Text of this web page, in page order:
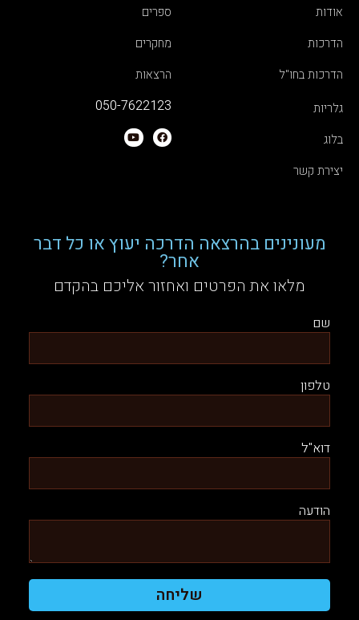
אודות
הדרכות
הדרכות בחו"ל
ספרים
מחקרים
הרצאות
גלריות
בלוג
יצירת קשר
050-7622123
מעונינים בהרצאה הדרכה יעוץ או כל דבר
אחר?
מלאו את הפרטים ואחזור אליכם בהקדם
שם
טלפון
דוא"ל
הודעה
שליחה